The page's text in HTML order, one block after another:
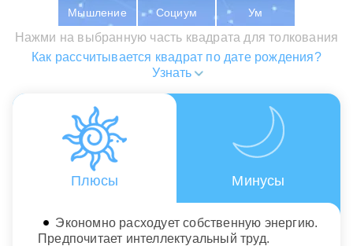
Мышление Социум Ум
Нажми на выбранную часть квадрата для толкования
Как рассчитывается квадрат по дате рождения?
Узнать
Плюсы Минусы
Экономно расходует собственную энергию.
Предпочитает интеллектуальный труд.